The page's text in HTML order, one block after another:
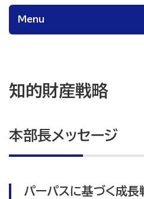
Menu
知的財産戦略
本部長メッセージ
パーパスに基づく成長